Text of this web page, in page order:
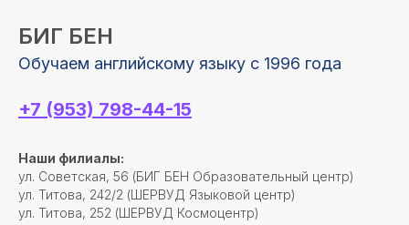
БИГ БЕН
Обучаем английскому языку с 1996 года
+7 (953) 798-44-15
Наши филиалы:
ул. Советская, 56 (БИГ БЕН Образовательный центр)
ул. Титова, 242/2 (ШЕРВУД Языковой центр)
ул. Титова, 252 (ШЕРВУД Космоцентр)